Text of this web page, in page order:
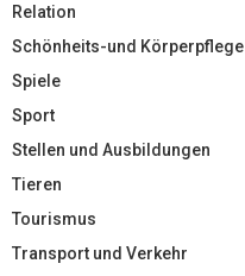
Relation
Schönheits-und Körperpflege
Spiele
Sport
Stellen und Ausbildungen
Tieren
Tourismus
Transport und Verkehr